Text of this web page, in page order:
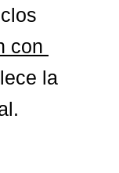
con
la